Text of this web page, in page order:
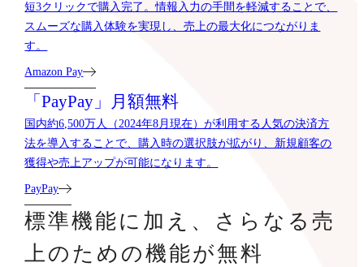
短3クリックで購入完了。情報入力の手間を軽減することで、
スムーズな購入体験を実現し、売上の最大化につながりま
す。
Amazon Pay
「PayPay」月額無料
国内約6,500万人（2024年8月現在）が利用する人気の決済方
法を導入することで、購入時の選択肢が拡がり、新規顧客の
獲得や売上アップが可能になります。
PayPay
標準機能に加え、さらなる売
上のための機能が無料